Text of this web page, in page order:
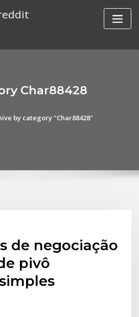
Char88428
by category "Char88428"
de negociação
pivô